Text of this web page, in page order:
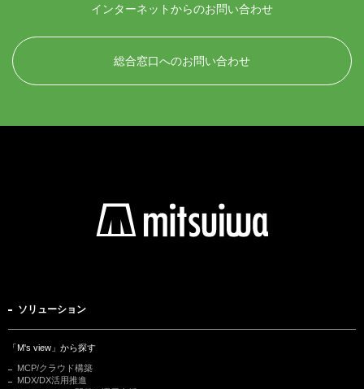
インターネットからのお問い合わせ
総合窓口へのお問い合わせ
ソリューション
「M's view」から探す
MCP/クラウド構築
MDX/DX活用推進